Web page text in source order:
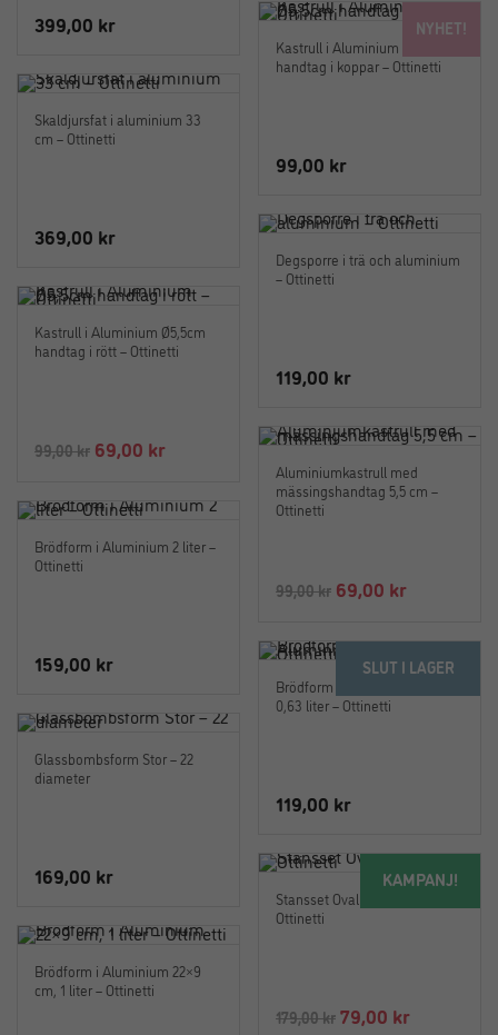
399,00 kr NYHET!
Kastrull i Aluminium Ø5,5cm
handtag i koppar – Ottinetti
99,00 kr
Skaldjursfat i aluminium 33
cm – Ottinetti
369,00 kr
Degsporre i trä och aluminium
– Ottinetti
119,00 kr
Kastrull i Aluminium Ø5,5cm
handtag i rött – Ottinetti
99,00kr Det
priset
69,00 krDet
priset
Aluminiumkastrull med
mässingshandtag 5,5 cm –
Ottinetti
99,00kr Det
priset
99,00 kr.
69,00 krDet
priset
är:
69,00 kr.
Brödform i Aluminium 2 liter –
Ottinetti
159,00 kr SLUT I LAGER
Brödform Kavring i Aluminium
0,63 liter – Ottinetti
119,00 kr
Glassbombsform Stor – 22
diameter
169,00 kr KAMPANJ!
Stansset Oval 9 Delar –
Ottinetti
179,00kr Det
79,00 krDet
Brödform i Aluminium 22×9
cm, 1 liter – Ottinetti